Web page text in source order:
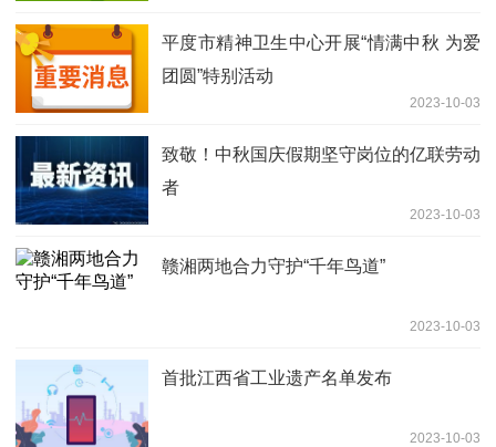
平度市精神卫生中心开展“情满中秋 为爱
团圆”特别活动
2023-10-03
致敬！中秋国庆假期坚守岗位的亿联劳动
者
2023-10-03
赣湘两地合力守护“千年鸟道”
2023-10-03
首批江西省工业遗产名单发布
2023-10-03